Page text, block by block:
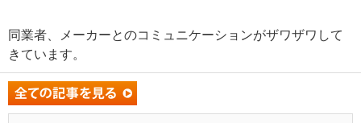
同業者、メーカーとのコミュニケーションがザワザワして
きています。